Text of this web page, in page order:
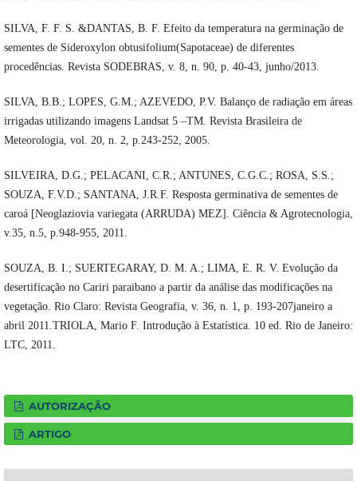
SILVA, F. F. S. &DANTAS, B. F. Efeito da temperatura na germinação de
sementes de Sideroxylon obtusifolium(Sapotaceae) de diferentes
procedências. Revista SODEBRAS, v. 8, n. 90, p. 40-43, junho/2013.
SILVA, B.B.; LOPES, G.M.; AZEVEDO, P.V. Balanço de radiação em áreas
irrigadas utilizando imagens Landsat 5 –TM. Revista Brasileira de
Meteorologia, vol. 20, n. 2, p.243-252, 2005.
SILVEIRA, D.G.; PELACANI, C.R.; ANTUNES, C.G.C.; ROSA, S.S.;
SOUZA, F.V.D.; SANTANA, J.R.F. Resposta germinativa de sementes de
caroá [Neoglaziovia variegata (ARRUDA) MEZ]. Ciência & Agrotecnologia,
v.35, n.5, p.948-955, 2011.
SOUZA, B. I.; SUERTEGARAY, D. M. A.; LIMA, E. R. V. Evolução da
desertificação no Cariri paraibano a partir da análise das modificações na
vegetação. Rio Claro: Revista Geografia, v. 36, n. 1, p. 193-207janeiro a
abril 2011.TRIOLA, Mario F. Introdução à Estatística. 10 ed. Rio de Janeiro:
LTC, 2011.
AUTORIZAÇÃO
ARTIGO